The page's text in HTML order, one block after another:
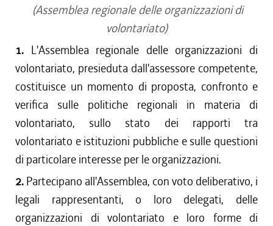
(Assemblea regionale delle organizzazioni di
volontariato)
1. L'Assemblea regionale delle organizzazioni di
volontariato, presieduta dall'assessore competente,
costituisce un momento di proposta, confronto e
verifica sulle politiche regionali in materia di
volontariato, sullo stato dei rapporti tra
volontariato e istituzioni pubbliche e sulle questioni
di particolare interesse per le organizzazioni.
2. Partecipano all'Assemblea, con voto deliberativo, i
legali rappresentanti, o loro delegati, delle
organizzazioni di volontariato e loro forme di